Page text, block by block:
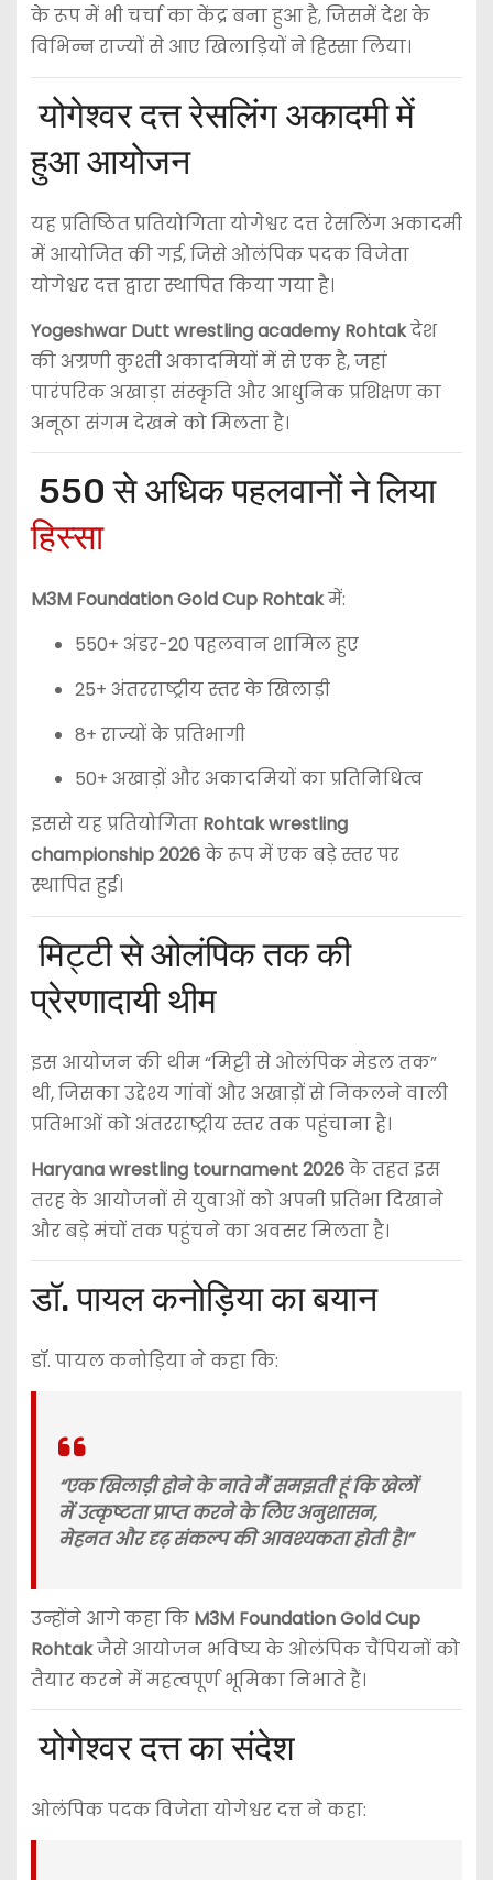
के रूप में भी चर्चा का केंद्र बना हुआ है, जिसमें देश के
विभिन्न राज्यों से आए खिलाड़ियों ने हिस्सा लिया।
योगेश्वर दत्त रेसलिंग अकादमी में
हुआ आयोजन
यह प्रतिष्ठित प्रतियोगितायोगेश्वर दत्त रेसलिंग अकादमी
में आयोजित की गई, जिसे ओलंपिक पदक विजेता
योगेश्वर दत्तद्वारा स्थापित किया गया है।
Yogeshwar Dutt wrestling academy Rohtakदेश
की अग्रणी कुश्ती अकादमियों में से एक है, जहां
पारंपरिक अखाड़ा संस्कृति और आधुनिक प्रशिक्षण का
अनूठा संगम देखने को मिलता है।
550 से अधिक पहलवानों ने लिया
हिस्सा
M3M Foundation Gold Cup Rohtakमें:
550+ अंडर-20 पहलवान शामिल हुए
25+ अंतरराष्ट्रीय स्तर के खिलाड़ी
8+ राज्यों के प्रतिभागी
50+ अखाड़ों और अकादमियों का प्रतिनिधित्व
इससे यह प्रतियोगिता Rohtak wrestling
championship 2026के रूप में एक बड़े स्तर पर
स्थापित हुई।
मिट्टी से ओलंपिक तक की
प्रेरणादायी थीम
इस आयोजन की थीम “मिट्टी से ओलंपिक मेडल तक”
थी, जिसका उद्देश्य गांवों और अखाड़ों से निकलने वाली
प्रतिभाओं को अंतरराष्ट्रीय स्तर तक पहुंचाना है।
Haryana wrestling tournament 2026के तहत इस
तरह के आयोजनों से युवाओं को अपनी प्रतिभा दिखाने
और बड़े मंचों तक पहुंचने का अवसर मिलता है।
डॉ. पायल कनोड़िया का बयान
डॉ. पायल कनोड़ियाने कहा कि:
“एक खिलाड़ी होने के नाते मैं समझती हूं कि खेलों
में उत्कृष्टता प्राप्त करने के लिए अनुशासन,
मेहनत और दृढ़ संकल्प की आवश्यकता होती है।”
उन्होंने आगे कहा कि M3M Foundation Gold Cup
Rohtakजैसे आयोजन भविष्य के ओलंपिक चैंपियनों को
तैयार करने में महत्वपूर्ण भूमिका निभाते हैं।
योगेश्वर दत्त का संदेश
ओलंपिक पदक विजेतायोगेश्वर दत्तने कहा: